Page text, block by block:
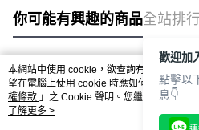
你可能有興趣的商品全站排行
熱門標籤
本網站中使用 cookie，欲查詢有關本網站使
望在電腦上使用 cookie 時應如何變更電腦
權條款 」之 Cookie 聲明。您繼續使用本網
用條款之 Cookie 聲明使用 cookie。
了解更多 >
歡迎加
點擊以
息👇